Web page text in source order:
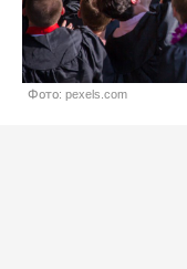
Фото: pexels.com